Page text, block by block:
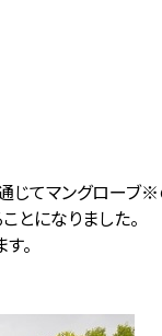
じてマングローブ※
とになりました。
。